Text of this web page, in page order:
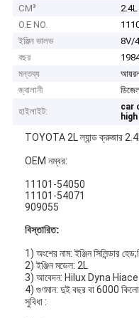
CM³
2.4L
O.E NO.
ইঞ্জিন ভালভ
8V/
বছর
মন্তব্য
জ্বালানী
হাইলাইট:
car
TOYOTA 2L ল্যান্ড ক্রুজার 2.4D
OEM নম্বর:
11101-54050
11101-54071
909055
বিস্তারিত:
1) অংশের নাম: ইঞ্জিন সিলিন্ডার
2) ইঞ্জিন মডেল: 2L
3) আবেদন: Hilux Dyna Hiace
4) গুণমান: দুই বছর বা 6000
সুবিধা :